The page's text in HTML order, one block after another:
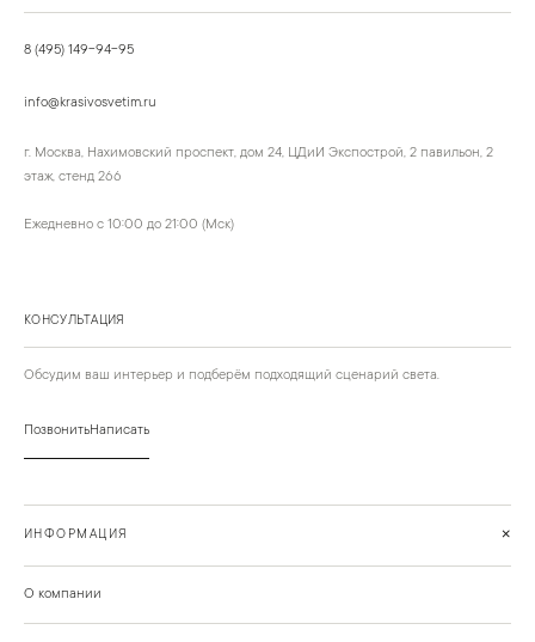
8 (495) 149-94-95
info@krasivosvetim.ru
г. Москва, Нахимовский проспект, дом 24, ЦДиИ Экспострой, 2 павильон, 2
этаж, стенд 266
Ежедневно с 10:00 до 21:00 (Мск)
КОНСУЛЬТАЦИЯ
Обсудим ваш интерьер и подберём подходящий сценарий света.
ПозвонитьНаписать
ИНФОРМАЦИЯ +
О компании